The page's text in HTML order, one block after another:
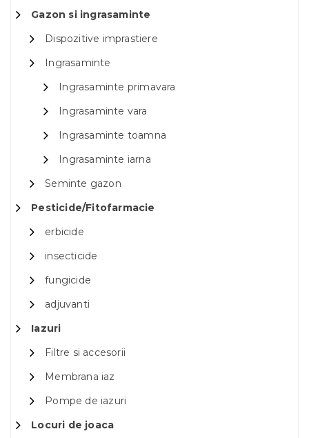
Gazon si ingrasaminte
Dispozitive imprastiere
Ingrasaminte
Ingrasaminte primavara
Ingrasaminte vara
Ingrasaminte toamna
Ingrasaminte iarna
Seminte gazon
Pesticide/Fitofarmacie
erbicide
insecticide
fungicide
adjuvanti
Iazuri
Filtre si accesorii
Membrana iaz
Pompe de iazuri
Locuri de joaca